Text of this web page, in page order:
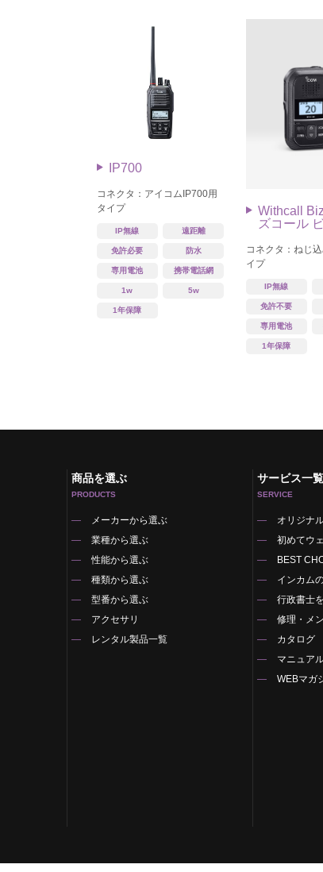
IP700
コネクタ：アイコムIP700用
タイプ
IP無線 遠距離
免許必要 防水
専用電池 携帯電話網
1w 5w
1年保障
Withcall
ズコール ビ
コネクタ：ねじ
イプ
IP無線
免許不要
専用電池
1年保障
商品を選ぶ
PRODUCTS
メーカーから選ぶ
業種から選ぶ
性能から選ぶ
種類から選ぶ
型番から選ぶ
アクセサリ
レンタル製品一覧
サービス一覧
SERVICE
オリジナ
初めてウ
BEST
インカム
行政書士
修理・メ
カタログ
マニュア
WEBマガ